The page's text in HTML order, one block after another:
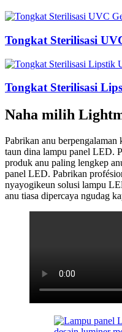
Tongkat Sterilisasi
Tongkat Sterilisasi
Naha milih
Pabrikan anu berpengalaman
taun dina lampu panel LED.
produk anu paling lengkep
panel LED. Pabrikan
nyayogikeun solusi lampu
anu tiasa dipercaya ngudag